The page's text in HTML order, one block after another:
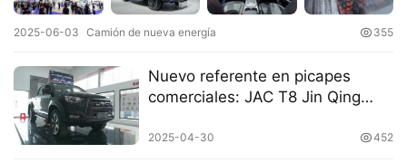
H
o
2025-06-03 Camión de nueva energía 355
​​Nuevo referente en picapes
comerciales: JAC T8 Jin Qing
de diesel​​
2025-04-30 452